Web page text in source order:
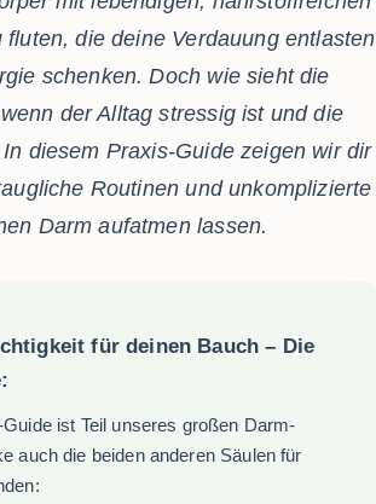
die deine Verdauung entlasten
schenken. Doch wie sieht die
der Alltag stressig ist und die
diesem Praxis-Guide zeigen wir dir
Routinen und unkomplizierte
Darm aufatmen lassen.
für deinen Bauch – Die
ist Teil unseres großen Darm-
auch die beiden anderen Säulen für